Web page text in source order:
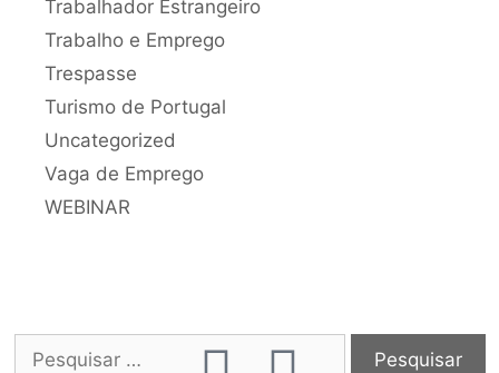
Trabalhador Estrangeiro
Trabalho e Emprego
Trespasse
Turismo de Portugal
Uncategorized
Vaga de Emprego
WEBINAR